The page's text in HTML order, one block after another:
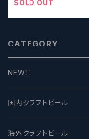
SOLD OUT
CATEGORY
NEW！！
国内クラフトビール
UCHU BREWING -うち
海外クラフトビール